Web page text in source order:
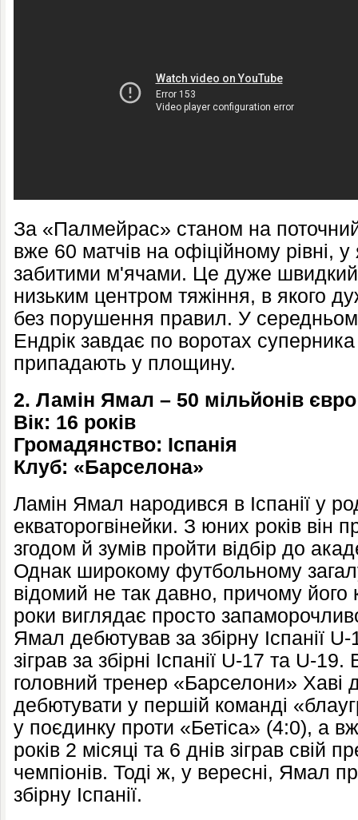
За «Палмейрас» станом на
вже 60 матчів на офіційному рівні,
забитими м'ячами. Це дуже швидкий
низьким центром тяжіння, в якого
без порушення правил. У
Ендрік завдає по воротах
припадають у площину.
2. Ламін Ямал – 50 мільйонів євро
Вік: 16 років
Громадянство: Іспанія
Клуб: «Барселона»
Ламін Ямал народився в Іспанії у
екваторогвінейки. З юних років він
згодом й зумів пройти відбір до
Однак широкому футбольному
відомий не так давно, причому його
роки виглядає просто
Ямал дебютував за збірну Іспанії
зіграв за збірні Іспанії U-17 та U-
головний тренер «Барселони»
дебютувати у першій команді
у поєдинку проти «Бетіса» (4:0), а
років 2 місяці та 6 днів зіграв свій
чемпіонів. Тоді ж, у вересні, Ямал
збірну Іспанії.